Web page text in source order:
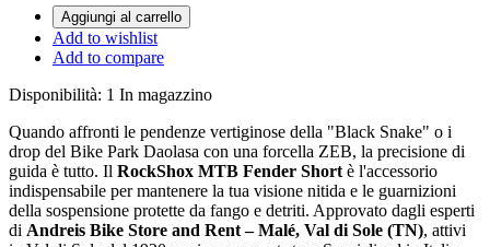
Aggiungi al carrello
Add to wishlist
Add to compare
Disponibilità: 1 In magazzino
Quando affronti le pendenze vertiginose della "Black Snake" o i
drop del Bike Park Daolasa con una forcella ZEB, la precisione di
guida è tutto. Il RockShox MTB Fender Short è l'accessorio
indispensabile per mantenere la tua visione nitida e le guarnizioni
della sospensione protette da fango e detriti. Approvato dagli esperti
di Andreis Bike Store and Rent – Malé, Val di Sole (TN), attivi